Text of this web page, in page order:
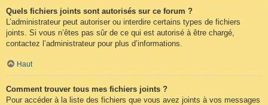
Quels fichiers joints sont autorisés sur ce forum ?
L’administrateur peut autoriser ou interdire certains types de fichiers
joints. Si vous n’êtes pas sûr de ce qui est autorisé à être chargé,
contactez l’administrateur pour plus d’informations.
Haut
Comment trouver tous mes fichiers joints ?
Pour accéder à la liste des fichiers que vous avez joints à vos messages